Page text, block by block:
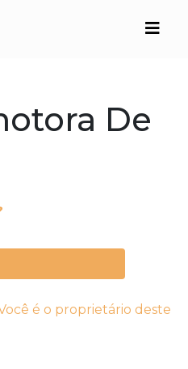
De
é o proprietário deste